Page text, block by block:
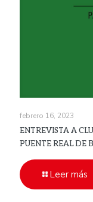
febrero 16, 2023
ENTREVISTA A
PUENTE REAL DE
Leer más